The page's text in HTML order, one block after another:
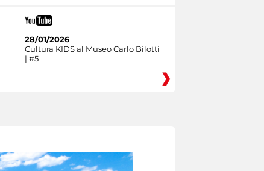
28/01/2026
Cultura KIDS al Museo Carlo Bilotti
| #5